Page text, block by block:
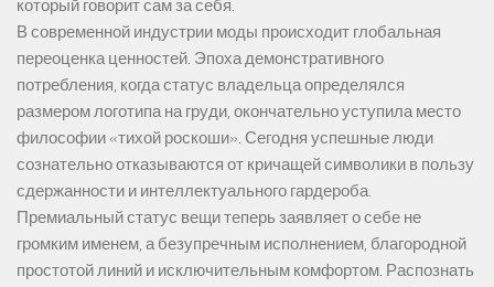
который говорит сам за себя.
В современной индустрии моды происходит глобальная
переоценка ценностей. Эпоха демонстративного
потребления, когда статус владельца определялся
размером логотипа на груди, окончательно уступила место
философии «тихой роскоши». Сегодня успешные люди
сознательно отказываются от кричащей символики в пользу
сдержанности и интеллектуального гардероба.
Премиальный статус вещи теперь заявляет о себе не
громким именем, а безупречным исполнением, благородной
простотой линий и исключительным комфортом. Распознать